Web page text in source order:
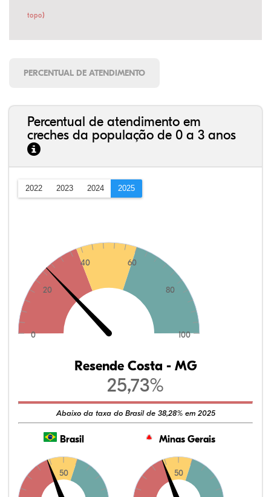
topo)
PERCENTUAL DE ATENDIMENTO
Percentual de atendimento em
creches da população de 0 a 3 anos
2022 2023 2024 2025
0
20
40 60
80
100
Resende Costa - MG
25,73%
Abaixo da taxa do Brasil de 38,28% em 2025
Brasil
50
Minas Gerais
50